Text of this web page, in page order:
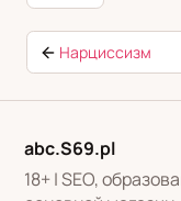
Нарциссизм
abc.S69.pl
18+ | SEO,